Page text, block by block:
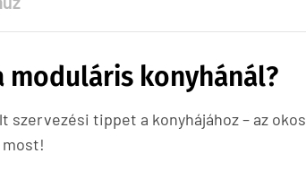
moduláris konyhánál?
szervezési tippet a konyhájához – az okos